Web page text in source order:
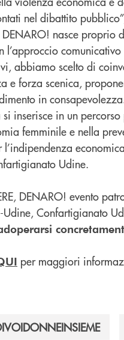
nel dibattito
DENARO! nasce proprio
l’approccio
abbiamo scelto di
e forza scenica,
in
si inserisce in un
femminile e nella
l’indipendenza
Udine.
DENARO! evento
Udine, Confartigianato
per maggiori